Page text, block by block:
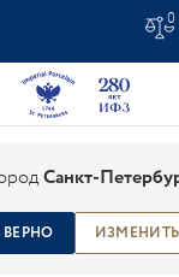
Санкт-
ВЕРНО ИЗМЕНИТЬ
0
Круглая рисунок